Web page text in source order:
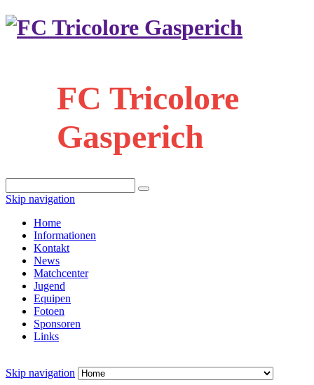
FC Tricolore
Gasperich
Skip navigation
Home
Informationen
Kontakt
News
Matchcenter
Jugend
Equipen
Fotoen
Sponsoren
Links
Skip navigation